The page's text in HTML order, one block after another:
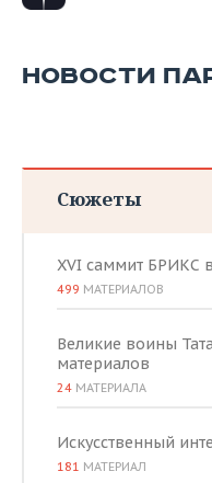
НОВОСТИ
Сюжеты
XVI саммит БРИКС
499 МАТЕРИАЛОВ
Великие воины
материалов
24 МАТЕРИАЛА
Искусственный
181 МАТЕРИАЛ